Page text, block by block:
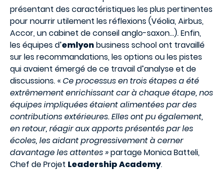
présentant des caractéristiques les plus pertinentes
pour nourrir utilement les réflexions (Véolia, Airbus,
Accor, un cabinet de conseil anglo-saxon…). Enfin,
les équipes d’emlyonbusiness school ont travaillé
sur les recommandations, les options ou les pistes
qui avaient émergé de ce travail d’analyse et de
discussions. «Ce processus en trois étapes a été
extrêmement enrichissant car à chaque étape, nos
équipes impliquées étaient alimentées par des
contributions extérieures. Elles ont pu également,
en retour, réagir aux apports présentés par les
écoles, les aidant progressivement à cerner
davantage les attentes »partage Monica Batteli,
Chef de Projet Leadership Academy.